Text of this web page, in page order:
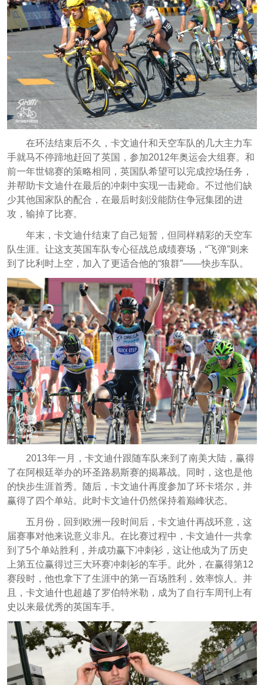
在环法结束后不久，卡文迪什和天空车队的几大主力车
手就马不停蹄地赶回了英国，参加2012年奥运会大组赛。和
前一年世锦赛的策略相同，英国队希望可以完成控场任务，
并帮助卡文迪什在最后的冲刺中实现一击毙命。不过他们缺
少其他国家队的配合，在最后时刻没能防住争冠集团的进
攻，输掉了比赛。
年末，卡文迪什结束了自己短暂，但同样精彩的天空车
队生涯。让这支英国车队专心征战总成绩赛场，“飞弹”则来
到了比利时上空，加入了更适合他的“狼群”——快步车队。
2013年一月，卡文迪什跟随车队来到了南美大陆，赢得
了在阿根廷举办的环圣路易斯赛的揭幕战。同时，这也是他
的快步生涯首秀。随后，卡文迪什再度参加了环卡塔尔，并
赢得了四个单站。此时卡文迪什仍然保持着巅峰状态。
五月份，回到欧洲一段时间后，卡文迪什再战环意，这
届赛事对他来说意义非凡。在比赛过程中，卡文迪什一共拿
到了5个单站胜利，并成功赢下冲刺衫，这让他成为了历史
上第五位赢得过三大环赛冲刺衫的车手。此外，在赢得第12
赛段时，他也拿下了生涯中的第一百场胜利，效率惊人。并
且，卡文迪什也超越了罗伯特米勒，成为了自行车周刊上有
史以来最优秀的英国车手。